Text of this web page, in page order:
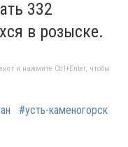
332
в розыске.
и нажмите Ctrl+Enter, чтобы
#усть-каменогорск